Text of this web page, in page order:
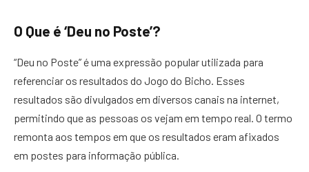
O Que é ‘Deu no Poste’?
“Deu no Poste” é uma expressão popular utilizada para
referenciar os resultados do Jogo do Bicho. Esses
resultados são divulgados em diversos canais na internet,
permitindo que as pessoas os vejam em tempo real. O termo
remonta aos tempos em que os resultados eram afixados
em postes para informação pública.